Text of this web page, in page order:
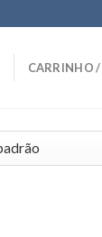
CARRINHO /